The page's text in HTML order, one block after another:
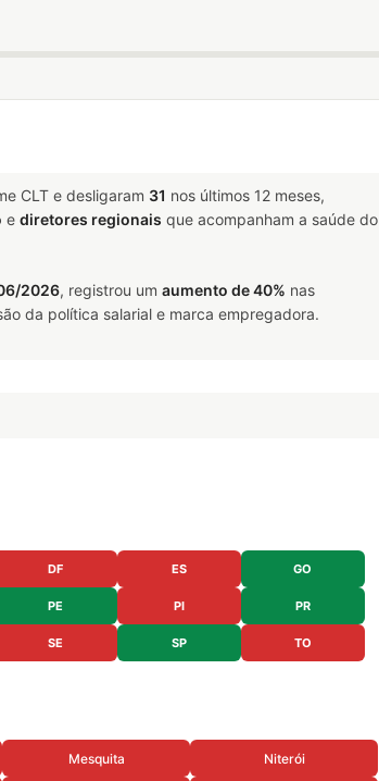
CLT e desligaram 31 nos últimos 12 meses,
e diretores regionais que acompanham a saúde do
2026, registrou um aumento de 40% nas
da política salarial e marca empregadora.
DF ES GO
PE PI PR
SE SP TO
Mesquita Niterói